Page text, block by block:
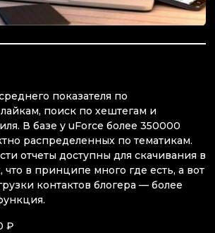
показателя по
поиск по хештегам и
В базе у uForce более 350000
распределенных по тематикам.
отчеты доступны для скачивания в
что в принципе много где есть, а вот
контактов блогера — более
₽